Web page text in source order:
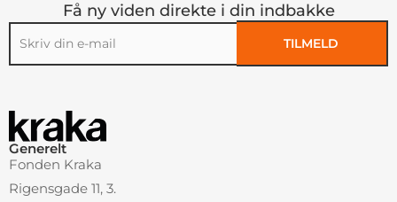
Få ny viden direkte i din indbakke
TILMELD
Generelt
Fonden Kraka
Rigensgade 11, 3.